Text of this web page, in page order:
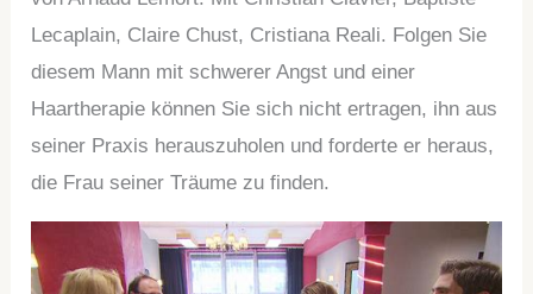
Lecaplain, Claire Chust, Cristiana Reali. Folgen Sie
diesem Mann mit schwerer Angst und einer
Haartherapie können Sie sich nicht ertragen, ihn aus
seiner Praxis herauszuholen und forderte er heraus,
die Frau seiner Träume zu finden.